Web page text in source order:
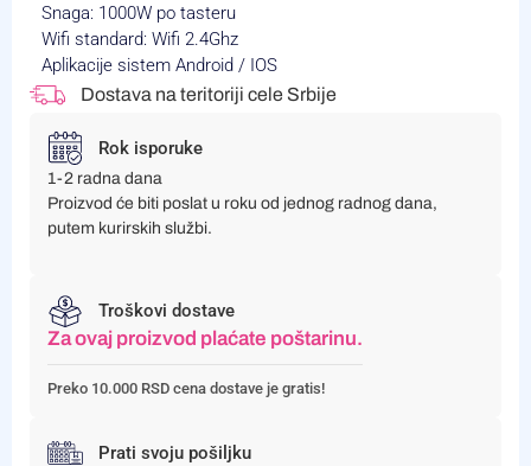
Snaga: 1000W po tasteru
Wifi standard: Wifi 2.4Ghz
Aplikacije sistem Android / IOS
Dostava na teritoriji cele Srbije
Rok isporuke
1-2 radna dana
Proizvod će biti poslat u roku od jednog radnog dana,
putem kurirskih službi.
Troškovi dostave
Za ovaj proizvod plaćate poštarinu.
Preko 10.000 RSD cena dostave je gratis!
Prati svoju pošiljku